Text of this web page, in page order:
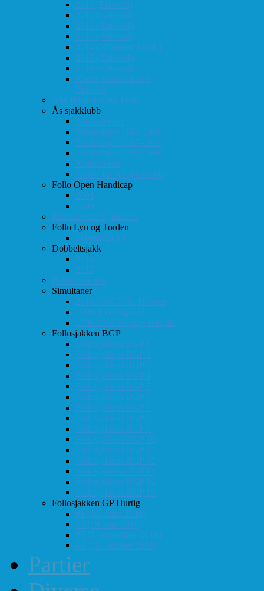
2011 (Eidsvoll)
2012 (Eidsvoll)
2013 (Eidsvoll)
2014 (Eidsvoll)
2014 (Rokaden/NSSF)
2015 (Eidsvoll)
2016 (Eidsvoll)
Kamp-statistikk mot
Eidsvoll
NM-finale for lag 1998
Ås sjakklubb
Totaloversikt
Turneringer 1981-1986
Turneringer 1987-1991
Turneringer 1992-1996
Klubbaviser
Partier fra Ås sjakklubb
Follo Open Handicap
2001
1999
Klubbavisen Sjakkalen
Follo Lyn og Torden
Februar 2013
Dobbeltsjakk
2014
2015
Østlandsserien
Simultaner
2016: GM T. R. Hansen
1999: Leif Øgaard
1996: GM Predrag Nikolic
Follosjakken BGP
Follosjakken BGP 1
Follosjakken BGP 2
Follosjakken BGP 3
Follosjakken BGP 4
Follosjakken BGP 5
Follosjakken BGP 6
Follosjakken BGP 7
Follosjakken BGP 8
Follosjakken BGP 9
Follosjakken BGP 10
Follosjakken BGP 11
Follosjakken BGP 12
Follosjakken BGP 13
Follosjakken BGP 14
Follosjakken BGP 15
Follosjakken GP Hurtig
#1 (24. mars 2018)
#2 (19. mai 2018)
#3 (8. september 2018)
#4 (13. oktober 2018)
Partier